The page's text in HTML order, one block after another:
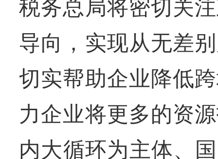
税务总局将密切关
导向，实现从无差
切实帮助企业降低
力企业将更多的资
内大循环为主体、